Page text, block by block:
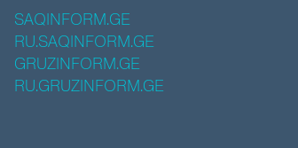
SAQINFORM.GE
RU.SAQINFORM.GE
GRUZINFORM.GE
RU.GRUZINFORM.GE